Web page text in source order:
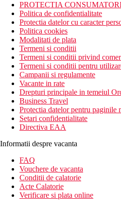
PROTECTIA
Politica de confidentialitate
Protectia datelor cu caracter
Politica cookies
Modalitati de plata
Termeni si conditii
Termeni si conditii privind
Termeni si conditii pentru
Campanii si regulamente
Vacante in rate
Drepturi principale in temeiul
Business Travel
Protectia datelor pentru paginile
Setari confidentialitate
Directiva EAA
Informatii despre vacanta
FAQ
Vouchere de vacanta
Conditii de calatorie
Acte Calatorie
Verificare si plata online